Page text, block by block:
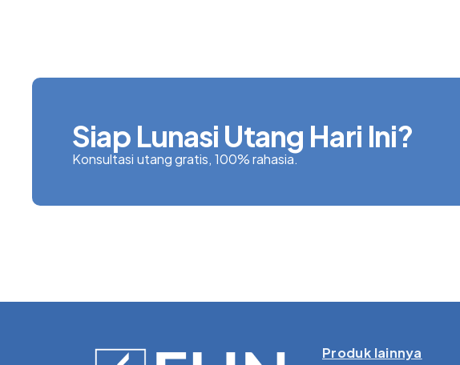
Siap Lunasi Utang Hari Ini?
Konsultasi utang gratis, 100% rahasia.
Produk lainnya